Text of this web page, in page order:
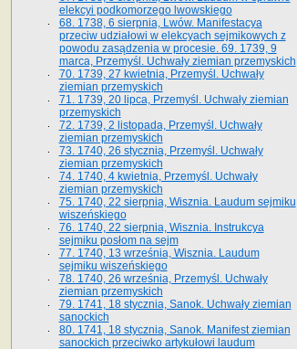
elekcyi podkomorzego lwowskiego
68. 1738, 6 sierpnia, Lwów. Manifestacya
przeciw udziałowi w elekcyach sejmikowych z
powodu zasądzenia w procesie. 69. 1739, 9
marca, Przemyśl. Uchwały ziemian przemyskich
70. 1739, 27 kwietnia, Przemyśl. Uchwały
ziemian przemyskich
71. 1739, 20 lipca, Przemyśl. Uchwały ziemian
przemyskich
72. 1739, 2 listopada, Przemyśl. Uchwały
ziemian przemyskich
73. 1740, 26 stycznia, Przemyśl. Uchwały
ziemian przemyskich
74. 1740, 4 kwietnia, Przemyśl. Uchwały
ziemian przemyskich
75. 1740, 22 sierpnia, Wisznia. Laudum sejmiku
wiszeńskiego
76. 1740, 22 sierpnia, Wisznia. Instrukcya
sejmiku posłom na sejm
77. 1740, 13 września, Wisznia. Laudum
sejmiku wiszeńskiego
78. 1740, 26 września, Przemyśl. Uchwały
ziemian przemyskich
79. 1741, 18 stycznia, Sanok. Uchwały ziemian
sanockich
80. 1741, 18 stycznia, Sanok. Manifest ziemian
sanockich przeciwko artykułowi laudum